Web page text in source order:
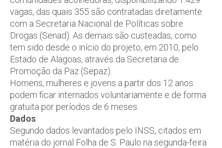
vagas, das quais 355 são contratadas diretamente
com a Secretaria Nacional de Políticas sobre
Drogas (Senad). As demais são custeadas, como
tem sido desde o início do projeto, em 2010, pelo
Estado de Alagoas, através da Secretaria de
Promoção da Paz (Sepaz).
Homens, mulheres e jovens a partir dos 12 anos
podem ficar internados voluntariamente e de forma
gratuita por períodos de 6 meses.
Dados
Segundo dados levantados pelo INSS, citados em
matéria do jornal Folha de S. Paulo na segunda-feira